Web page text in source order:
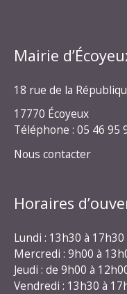
Mairie
18 rue de la
17770 Écoyeux
Téléphone : 05 46 95
Nous contacter
Horaires
Lundi : 13h30 à 17h30
Mercredi : 9h00 à
Jeudi : de 9h00 à
Vendredi : 13h30 à